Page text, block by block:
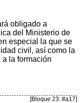
obligado a
del Ministerio de
especial la que se
civil, así como la
la formación
[Bloque 23: #a17]